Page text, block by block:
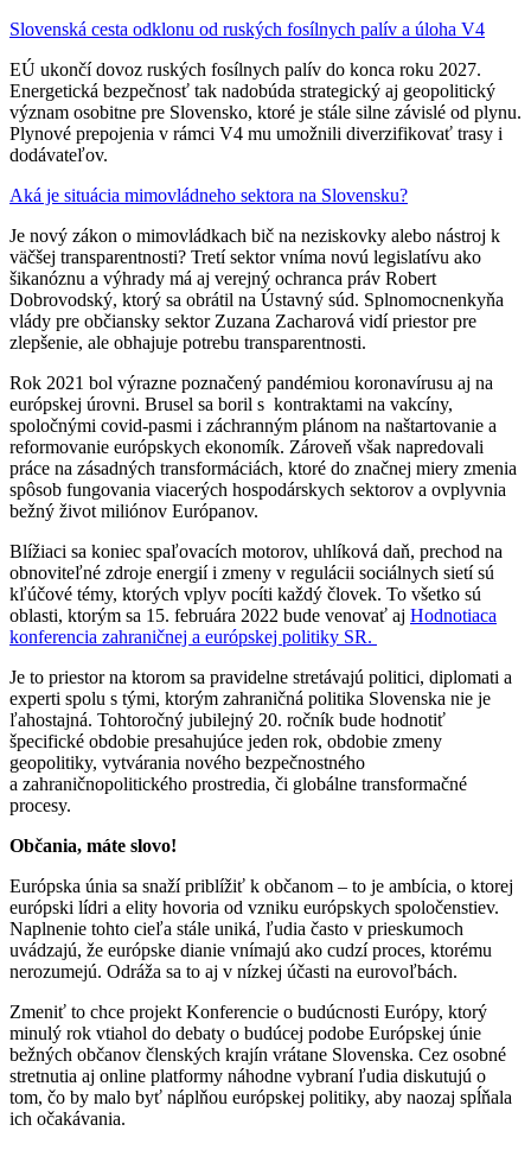
Slovenská cesta odklonu od ruských fosílnych palív a úloha V4
EÚ ukončí dovoz ruských fosílnych palív do konca roku 2027.
Energetická bezpečnosť tak nadobúda strategický aj geopolitický
význam osobitne pre Slovensko, ktoré je stále silne závislé od plynu.
Plynové prepojenia v rámci V4 mu umožnili diverzifikovať trasy i
dodávateľov.
Aká je situácia mimovládneho sektora na Slovensku?
Je nový zákon o mimovládkach bič na neziskovky alebo nástroj k
väčšej transparentnosti? Tretí sektor vníma novú legislatívu ako
šikanóznu a výhrady má aj verejný ochranca práv Robert
Dobrovodský, ktorý sa obrátil na Ústavný súd. Splnomocnenkyňa
vlády pre občiansky sektor Zuzana Zacharová vidí priestor pre
zlepšenie, ale obhajuje potrebu transparentnosti.
Rok 2021 bol výrazne poznačený pandémiou koronavírusu aj na
európskej úrovni. Brusel sa boril s kontraktami na vakcíny,
spoločnými covid-pasmi i záchranným plánom na naštartovanie a
reformovanie európskych ekonomík. Zároveň však napredovali
práce na zásadných transformáciách, ktoré do značnej miery zmenia
spôsob fungovania viacerých hospodárskych sektorov a ovplyvnia
bežný život miliónov Európanov.
Blížiaci sa koniec spaľovacích motorov, uhlíková daň, prechod na
obnoviteľné zdroje energií i zmeny v regulácii sociálnych sietí sú
kľúčové témy, ktorých vplyv pocíti každý človek. To všetko sú
oblasti, ktorým sa 15. februára 2022 bude venovať aj Hodnotiaca
konferencia zahraničnej a európskej politiky SR.
Je to priestor na ktorom sa pravidelne stretávajú politici, diplomati a
experti spolu s tými, ktorým zahraničná politika Slovenska nie je
ľahostajná. Tohtoročný jubilejný 20. ročník bude hodnotiť
špecifické obdobie presahujúce jeden rok, obdobie zmeny
geopolitiky, vytvárania nového bezpečnostného
a zahraničnopolitického prostredia, či globálne transformačné
procesy.
Občania, máte slovo!
Európska únia sa snaží priblížiť k občanom – to je ambícia, o ktorej
európski lídri a elity hovoria od vzniku európskych spoločenstiev.
Naplnenie tohto cieľa stále uniká, ľudia často v prieskumoch
uvádzajú, že európske dianie vnímajú ako cudzí proces, ktorému
nerozumejú. Odráža sa to aj v nízkej účasti na eurovoľbách.
Zmeniť to chce projekt Konferencie o budúcnosti Európy, ktorý
minulý rok vtiahol do debaty o budúcej podobe Európskej únie
bežných občanov členských krajín vrátane Slovenska. Cez osobné
stretnutia aj online platformy náhodne vybraní ľudia diskutujú o
tom, čo by malo byť náplňou európskej politiky, aby naozaj spĺňala
ich očakávania.